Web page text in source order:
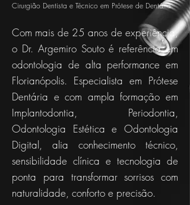
Cirurgião Dentista e Técnico em Prótese de Dentária
Com mais de 25 anos de experiência,
o Dr. Argemiro Souto é referência em
odontologia de alta performance em
Florianópolis. Especialista em Prótese
Dentária e com ampla formação em
Implantodontia, Periodontia,
Odontologia Estética e Odontologia
Digital, alia conhecimento técnico,
sensibilidade clínica e tecnologia de
ponta para transformar sorrisos com
naturalidade, conforto e precisão.